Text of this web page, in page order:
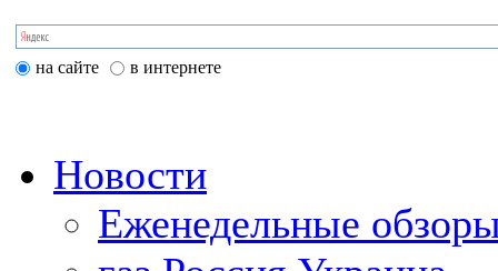
на сайте в интернете
Новости
Еженедельные